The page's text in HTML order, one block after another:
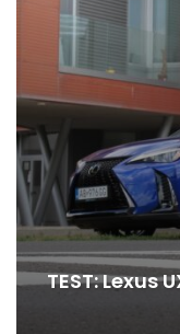
TEST: